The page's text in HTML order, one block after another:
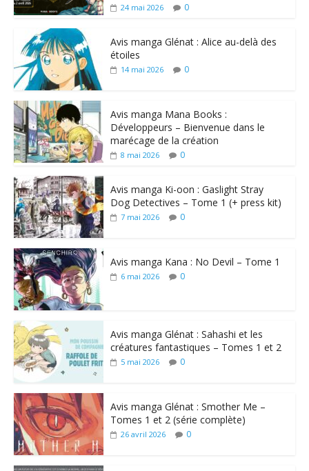
24 mai 2026 0
Avis manga Glénat : Alice au-delà des
étoiles
14 mai 2026 0
Avis manga Mana Books :
Développeurs – Bienvenue dans le
marécage de la création
8 mai 2026 0
Avis manga Ki-oon : Gaslight Stray
Dog Detectives – Tome 1 (+ press kit)
7 mai 2026 0
Avis manga Kana : No Devil – Tome 1
6 mai 2026 0
Avis manga Glénat : Sahashi et les
créatures fantastiques – Tomes 1 et 2
5 mai 2026 0
Avis manga Glénat : Smother Me –
Tomes 1 et 2 (série complète)
26 avril 2026 0